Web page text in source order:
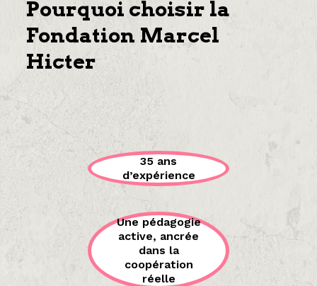
Pourquoi choisir la
Fondation Marcel
Hicter
35 ans
d’expérience
Une pédagogie
active, ancrée
dans la
coopération
réelle